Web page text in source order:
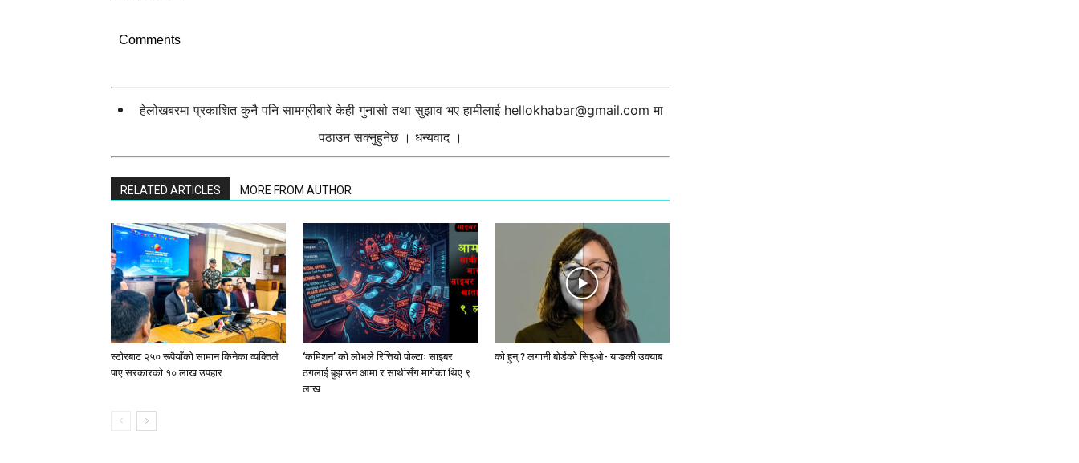
Comments
हेलोखबरमा प्रकाशित कुनै पनि सामग्रीबारे केही गुनासो तथा सुझाव भए हामीलाई hellokhabar@gmail.com मा
पठाउन सक्नुहुनेछ । धन्यवाद ।
RELATED ARTICLES MORE FROM AUTHOR
स्टाेरबाट २५० रूपैयाँको सामान किनेका व्यक्तिले
पाए सरकारको १० लाख उपहार
‘कमिशन’ को लोभले रित्तियो पोल्टाः साइबर
ठगलाई बुझाउन आमा र साथीसँग मागेका थिए ९
लाख
को हुन् ? लगानी बोर्डको सिइओ- याङकी उक्याब